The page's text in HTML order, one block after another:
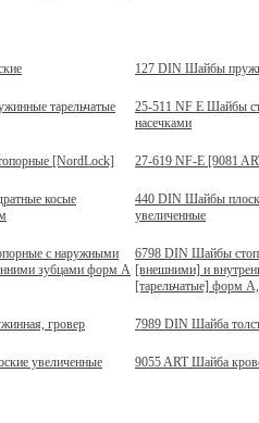
127 DIN Шайбы
тарельчатые
25-511 NF E Шайбы
насечками
[NordLock] 27-619 NF-E [9081
косые
440 DIN Шайбы
увеличенные
с наружными
зубцами форм A
6798 DIN Шайбы
[внешними] и
[тарельчатые] форм
гровер 7989 DIN Шайба
увеличенные 9055 ART Шайба